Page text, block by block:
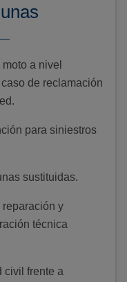
a nivel
de reclamación
para siniestros
sustituidas.
y
técnica
civil frente a